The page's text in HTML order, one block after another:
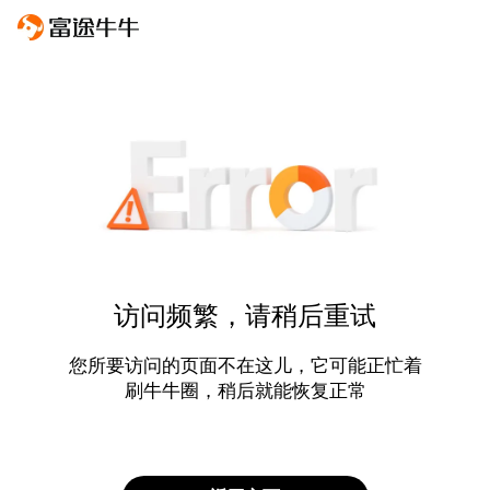
访问频繁，请稍后重试
您所要访问的页面不在这儿，它可能正忙着
刷牛牛圈，稍后就能恢复正常